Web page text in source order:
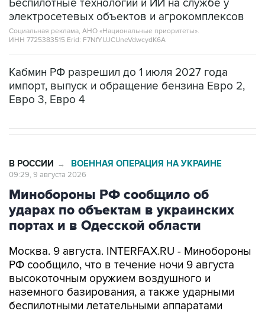
Социальная реклама, АНО «Национальные приоритеты».
ИНН 7725383515 Erid: F7NfYUJCUneVdwcydK6A
Кабмин РФ разрешил до 1 июля 2027 года
Евро 3, Евро 4
Минобороны РФ сообщило об
ударах по объектам в украинских
портах и в Одесской области
Москва. 9 августа. INTERFAX.RU - Минобороны
высокоточным оружием воздушного и
наземного базирования, а также ударными
беспилотными летательными аппаратами
поражены цели в украинских портах и в
Одесской области.